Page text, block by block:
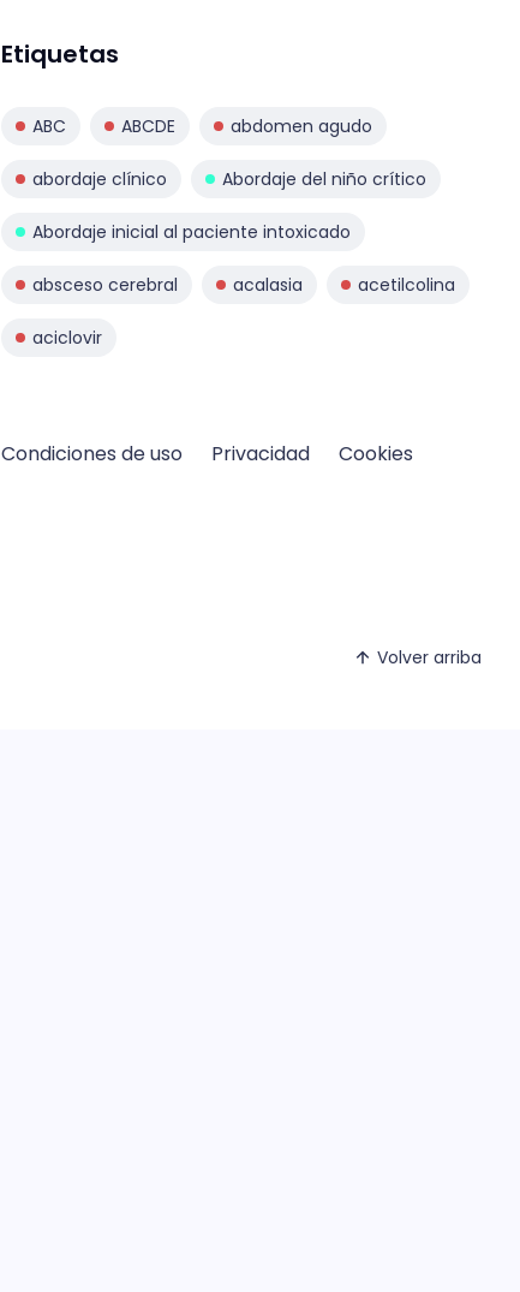
Etiquetas
ABC ABCDE abdomen agudo
abordaje clínico Abordaje del niño crítico
Abordaje inicial al paciente intoxicado
absceso cerebral acalasia acetilcolina
aciclovir
Condiciones de uso Privacidad Cookies
Volver arriba